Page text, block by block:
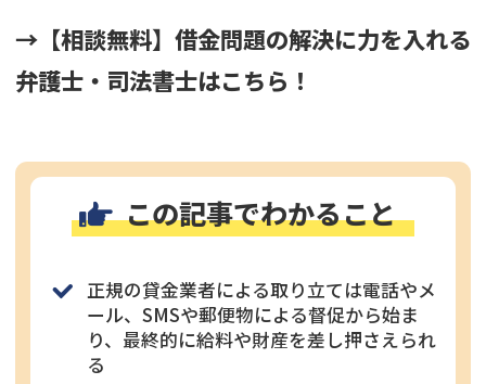
→【相談無料】借金問題の解決に力を入れる
弁護士・司法書士はこちら！
この記事でわかること
正規の貸金業者による取り立ては電話やメ
ール、SMSや郵便物による督促から始ま
り、最終的に給料や財産を差し押さえられ
る